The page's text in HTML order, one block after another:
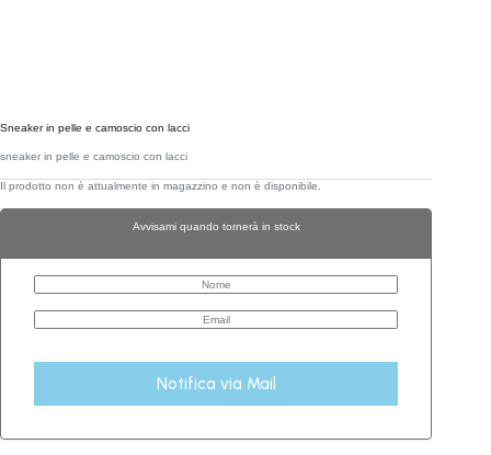
Sneaker in pelle e camoscio con lacci
sneaker in pelle e camoscio con lacci
Il prodotto non è attualmente in magazzino e non è disponibile.
Avvisami quando tornerà in stock
Notifica via Mail